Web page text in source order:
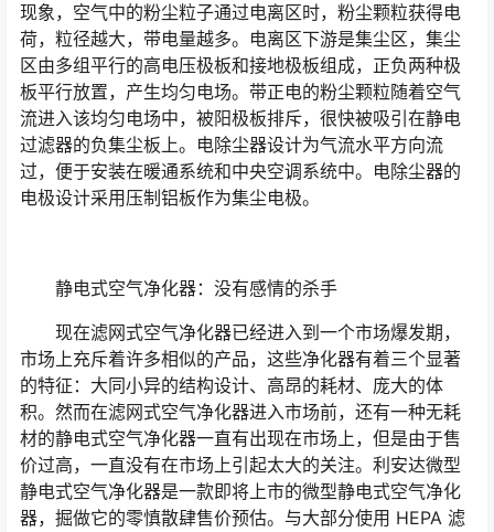
现象，空气中的粉尘粒子通过电离区时，粉尘颗粒获得电
荷，粒径越大，带电量越多。电离区下游是集尘区，集尘
区由多组平行的高电压极板和接地极板组成，正负两种极
板平行放置，产生均匀电场。带正电的粉尘颗粒随着空气
流进入该均匀电场中，被阳极板排斥，很快被吸引在静电
过滤器的负集尘板上。电除尘器设计为气流水平方向流
过，便于安装在暖通系统和中央空调系统中。电除尘器的
电极设计采用压制铝板作为集尘电极。
静电式空气净化器：没有感情的杀手
现在滤网式空气净化器已经进入到一个市场爆发期，
市场上充斥着许多相似的产品，这些净化器有着三个显著
的特征：大同小异的结构设计、高昂的耗材、庞大的体
积。然而在滤网式空气净化器进入市场前，还有一种无耗
材的静电式空气净化器一直有出现在市场上，但是由于售
价过高，一直没有在市场上引起太大的关注。利安达微型
静电式空气净化器是一款即将上市的微型静电式空气净化
器，掘做它的零慎散肆售价预估。与大部分使用 HEPA 滤